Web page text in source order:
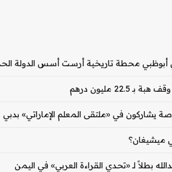
أبوظبي محطة تاريخية أرست أسس الدولة
مليون درهم
ميشيغان؟
بطلاً لـ «تحدي القراءة العربي» في اليمن